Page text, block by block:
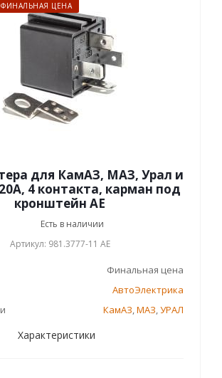
ФИНАЛЬНАЯ ЦЕНА
для КамАЗ, МАЗ, Урал и
4 контакта, карман под
кронштейн AE
Есть в наличии
Артикул: 981.3777-11 AЕ
Финальная цена
АвтоЭлектрика
КамАЗ,МАЗ,УРАЛ
Характеристики